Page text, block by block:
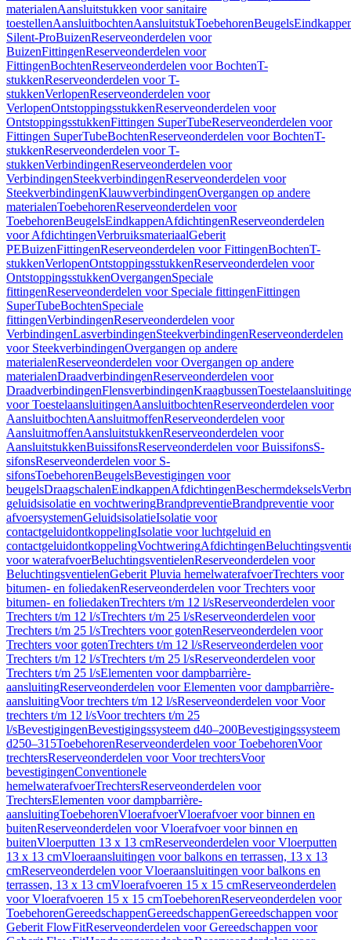
materialenAansluitstukken voor sanitaire
toestellenAansluitbochtenAansluitstukToebehorenBeugels
Silent-ProBuizenReserveonderdelen voor
BuizenFittingenReserveonderdelen voor
FittingenBochtenReserveonderdelen voor BochtenT-
stukkenReserveonderdelen voor T-
stukkenVerlopenReserveonderdelen voor
VerlopenOntstoppingsstukkenReserveonderdelen voor
OntstoppingsstukkenFittingen SuperTubeReserveonderdelen voor
Fittingen SuperTubeBochtenReserveonderdelen voor BochtenT-
stukkenReserveonderdelen voor T-
stukkenVerbindingenReserveonderdelen voor
VerbindingenSteekverbindingenReserveonderdelen voor
SteekverbindingenKlauwverbindingenOvergangen op andere
materialenToebehorenReserveonderdelen voor
ToebehorenBeugelsEindkappenAfdichtingenReserveonderdelen
voor AfdichtingenVerbruiksmateriaalGeberit
PEBuizenFittingenReserveonderdelen voor FittingenBochtenT-
stukkenVerlopenOntstoppingsstukkenReserveonderdelen voor
OntstoppingsstukkenOvergangenSpeciale
fittingenReserveonderdelen voor Speciale fittingenFittingen
SuperTubeBochtenSpeciale
fittingenVerbindingenReserveonderdelen voor
VerbindingenLasverbindingenSteekverbindingenReserveonderdelen
voor SteekverbindingenOvergangen op andere
materialenReserveonderdelen voor Overgangen op andere
materialenDraadverbindingenReserveonderdelen voor
DraadverbindingenFlensverbindingenKraagbussen
voor ToestelaansluitingenAansluitbochtenReserveonderdelen voor
AansluitbochtenAansluitmoffenReserveonderdelen voor
AansluitmoffenAansluitstukkenReserveonderdelen voor
AansluitstukkenBuissifonsReserveonderdelen voor BuissifonsS-
sifonsReserveonderdelen voor S-
sifonsToebehorenBeugelsBevestigingen voor
beugelsDraagschalenEindkappenAfdichtingenBeschermdeksels
geluidsisolatie en vochtweringBrandpreventieBrandpreventie voor
afvoersystemenGeluidsisolatieIsolatie voor
contactgeluidontkoppelingIsolatie voor luchtgeluid en
contactgeluidontkoppelingVochtweringAfdichtingen
voor waterafvoerBeluchtingsventielenReserveonderdelen voor
BeluchtingsventielenGeberit Pluvia hemelwaterafvoerTrechters voor
bitumen- en foliedakenReserveonderdelen voor Trechters voor
bitumen- en foliedakenTrechters t/m 12 l/sReserveonderdelen voor
Trechters t/m 12 l/sTrechters t/m 25 l/sReserveonderdelen voor
Trechters t/m 25 l/sTrechters voor gotenReserveonderdelen voor
Trechters voor gotenTrechters t/m 12 l/sReserveonderdelen voor
Trechters t/m 12 l/sTrechters t/m 25 l/sReserveonderdelen voor
Trechters t/m 25 l/sElementen voor dampbarrière-
aansluitingReserveonderdelen voor Elementen voor dampbarrière-
aansluitingVoor trechters t/m 12 l/sReserveonderdelen voor Voor
trechters t/m 12 l/sVoor trechters t/m 25
l/sBevestigingenBevestigingssysteem d40–200Bevestigingssysteem
d250–315ToebehorenReserveonderdelen voor ToebehorenVoor
trechtersReserveonderdelen voor Voor trechtersVoor
bevestigingenConventionele
hemelwaterafvoerTrechtersReserveonderdelen voor
TrechtersElementen voor dampbarrière-
aansluitingToebehorenVloerafvoerVloerafvoer voor binnen en
buitenReserveonderdelen voor Vloerafvoer voor binnen en
buitenVloerputten 13 x 13 cmReserveonderdelen voor Vloerputten
13 x 13 cmVloeraansluitingen voor balkons en terrassen, 13 x 13
cmReserveonderdelen voor Vloeraansluitingen voor balkons en
terrassen, 13 x 13 cmVloerafvoeren 15 x 15 cmReserveonderdelen
voor Vloerafvoeren 15 x 15 cmToebehorenReserveonderdelen voor
ToebehorenGereedschappenGereedschappenGereedschappen voor
Geberit FlowFitReserveonderdelen voor Gereedschappen voor